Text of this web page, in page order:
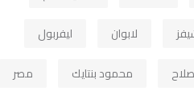
لابوان
ليفربول
محمود بنتايك
مصر